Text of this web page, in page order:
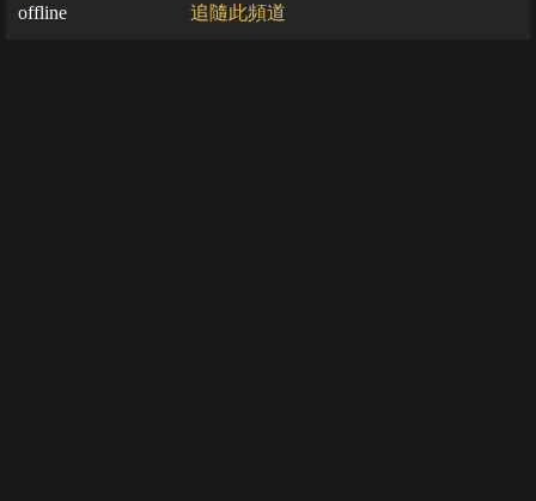
offline 追隨此頻道